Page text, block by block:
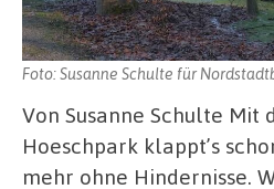
Foto: Susanne Schulte für
Von Susanne Schulte
Hoeschpark klappt’s
mehr ohne Hindernisse.